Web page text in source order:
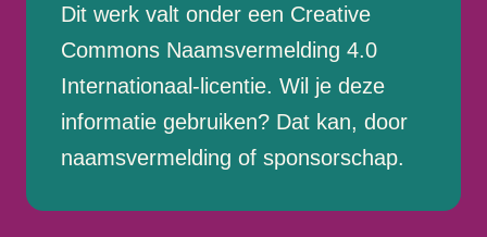
Dit werk valt onder een Creative
Commons Naamsvermelding 4.0
Internationaal-licentie. Wil je deze
informatie gebruiken? Dat kan, door
naamsvermelding of sponsorschap.